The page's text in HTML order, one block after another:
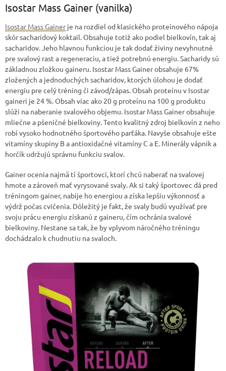
Isostar Mass Gainer (vanilka)
Isostar Mass Gainer je na rozdiel od klasického proteínového nápoja
skôr sacharidový koktail. Obsahuje totiž ako podiel bielkovín, tak aj
sacharidov. Jeho hlavnou funkciou je tak dodať živiny nevyhnutné
pre svalový rast a regeneraciu, a tiež potrebnú energiu. Sacharidy sú
základnou zložkou gaineru. Isostar Mass Gainer obsahuje 67%
zložených a jednoduchých sacharidov, ktorých úlohou je dodať
energiu pre celý tréning či závod/zápas. Obsah proteínu v Isostar
gaineri je 24 %. Obsah viac ako 20 g proteínu na 100 g produktu
slúži na naberanie svalového objemu. Isostar Mass Gainer obsahuje
mliečne a pšeničné bielkoviny. Tento kvalitný zdroj bielkovín z neho
robí vysoko hodnotného športového parťáka. Navyše obsahuje ešte
vitamíny skupiny B a antioxidačné vitamíny C a E. Minerály vápnik a
horčík udržujú správnu funkciu svalov.
Gainer ocenia najmä tí športovci, ktorí chcú naberať na svalovej
hmote a zároveň mať vyrysované svaly. Ak si taký športovec dá pred
tréningom gainer, nabije ho energiou a získa lepšiu výkonnosť a
výdrž počas cvičenia. Dôležitý je fakt, že svaly budú využívať pre
svoju prácu energiu získanú z gaineru, čím ochránia svalové
bielkoviny. Nestane sa tak, že by vplyvom náročného tréningu
dochádzalo k chudnutiu na svaloch.